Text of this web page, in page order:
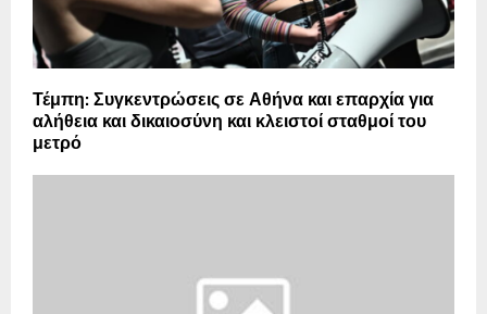
Τέμπη: Συγκεντρώσεις σε Αθήνα και επαρχία για
αλήθεια και δικαιοσύνη και κλειστοί σταθμοί του
μετρό